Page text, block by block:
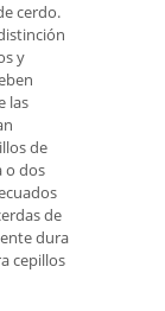
cerdo.
y
las
de
o dos
de
dura
cepillos